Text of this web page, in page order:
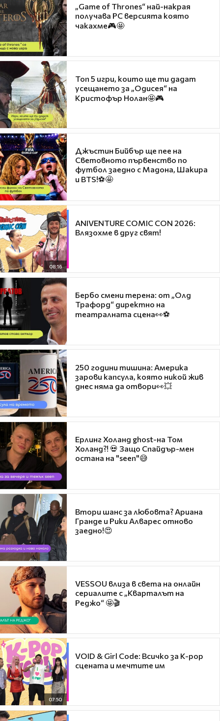
„Game of Thrones“ най-накрая
получава PC версията която
чакахме🎮🤩
Топ 5 игри, които ще ти дадат
усещането за „Одисея“ на
Кристофър Нолан🤩🎮
Джъстин Бийбър ще пее на
Световното първенство по
футбол заедно с Мадона, Шакира
и BTS!⚽🤩
08:16
ANIVENTURE COMIC CON 2026:
Влязохме в друг свят!
Бербо смени терена: от „Олд
Трафорд“ директно на
театралната сцена👀⚽
250 години тишина: Америка
зарови капсула, която никой жив
днес няма да отвори👀💥
Ерлинг Холанд ghost-на Том
Холанд?! 💀 Защо Спайдър-мен
остана на "seen"😅
Втори шанс за любовта? Ариана
Гранде и Рики Алварес отново
заедно!😍
VESSOU влиза в света на онлайн
сериалите с „Кварталът на
Реджо“ 🤩🎬
07:50
VOID & Girl Code: Всичко за K-pop
сцената и мечтите им